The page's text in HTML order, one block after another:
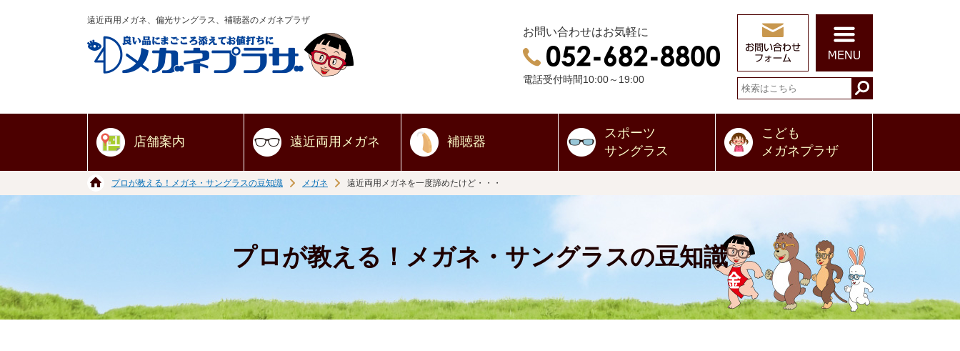
遠近両用メガネ、偏光サングラス、補聴器のメガネプラザ
お問い合わせはお気軽に
電話受付時間10:00～19:00
店舗案内 遠近両用 メガネ 補聴器
スポーツ
サングラス
こども
メガネプラザ
プロが教える！メガネ・サングラスの豆知識 メガネ 遠近両用メガネを一度諦めたけど・・・
プロが教える！メガネ・サングラスの豆知識